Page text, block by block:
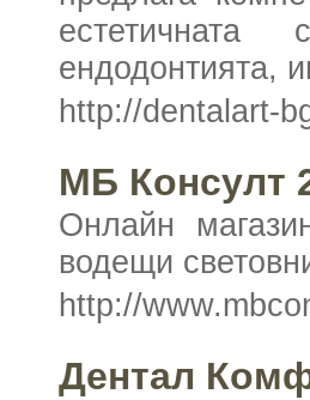
естетичната
ендодонтията,
http://dentalart-
МБ Консулт
Онлайн
водещи
http://
Дентал